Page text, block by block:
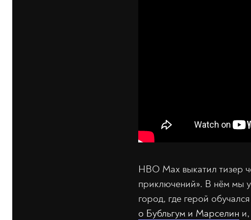
HBO Max выкатил тизер
приключений». В нём мы
город, где герой
о Бубльгум и Марселин